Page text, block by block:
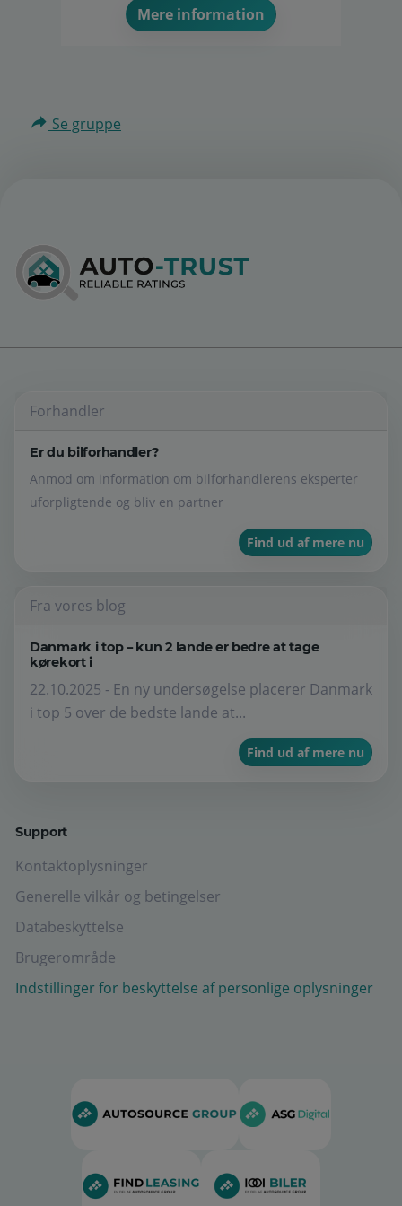
Mere information
Se gruppe
Forhandler
Er du bilforhandler?
Anmod om information om bilforhandlerens eksperter
uforpligtende og bliv en partner
Find ud af mere nu
Fra vores blog
Danmark i top – kun 2 lande er bedre at tage
kørekort i
22.10.2025 - En ny undersøgelse placerer Danmark
i top 5 over de bedste lande at...
Find ud af mere nu
Support
Kontaktoplysninger
Generelle vilkår og betingelser
Databeskyttelse
Brugerområde
Indstillinger for beskyttelse af personlige oplysninger